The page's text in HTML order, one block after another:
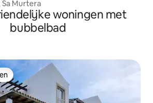
Sa Murtera
woningen met
bubbelbad